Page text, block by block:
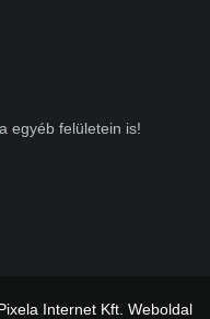
egyéb felületein is!
Internet Kft. Weboldal